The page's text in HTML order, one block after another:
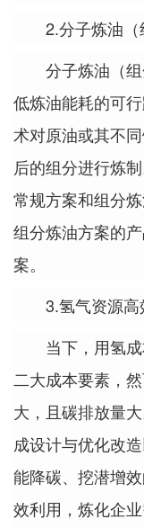
2.分子炼油（
分子炼油（
低炼油能耗的可
术对原油或其不
后的组分进行炼
常规方案和组分
组分炼油方案的
案。
3.氢气资源高
当下，用氢
二大成本要素，
大，且碳排放量
成设计与优化改
能降碳、挖潜增
效利用，炼化企